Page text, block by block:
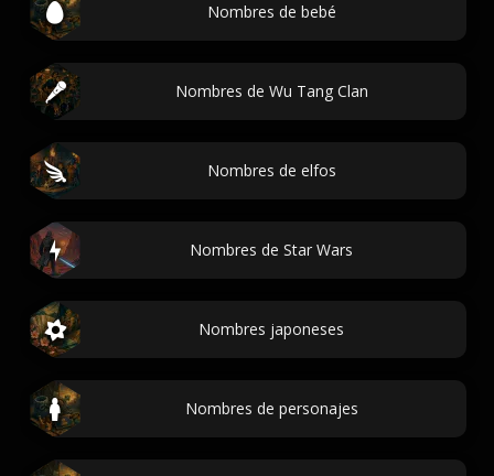
Nombres de bebé
Nombres de Wu Tang Clan
Nombres de elfos
Nombres de Star Wars
Nombres japoneses
Nombres de personajes